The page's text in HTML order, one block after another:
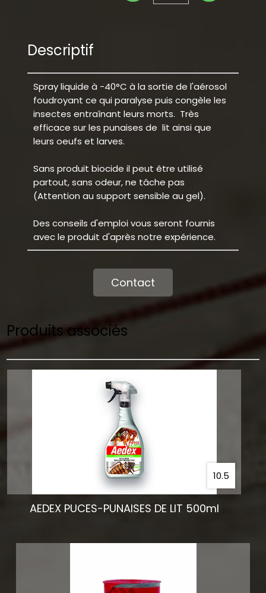
Descriptif
Spray liquide à -40°C à la sortie de l'aérosol
foudroyant ce qui paralyse puis congèle les
insectes entraînant leurs morts. Très
efficace sur les punaises de lit ainsi que
leurs oeufs et larves.
Sans produit biocide il peut être utilisé
partout, sans odeur, ne tâche pas
(Attention au support sensible au gel).
Des conseils d'emploi vous seront fournis
avec le produit d'après notre expérience.
Contact
Produits associés
10.5
AEDEX PUCES-PUNAISES DE LIT 500ml